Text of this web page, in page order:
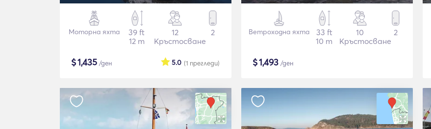
Моторна яхта
39 ft
12 m
12
Кръстосване
2
$1,435 /ден (1 прегледи)
5.0
Ветроходна яхта
33 ft
10 m
10
Кръстосване
2
$1,493 /ден